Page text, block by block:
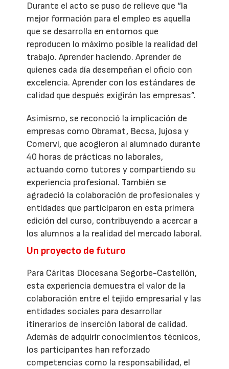
Durante el acto se puso de relieve que “la
mejor formación para el empleo es aquella
que se desarrolla en entornos que
reproducen lo máximo posible la realidad del
trabajo. Aprender haciendo. Aprender de
quienes cada día desempeñan el oficio con
excelencia. Aprender con los estándares de
calidad que después exigirán las empresas”.
Asimismo, se reconoció la implicación de
empresas como Obramat, Becsa, Jujosa y
Comervi, que acogieron al alumnado durante
40 horas de prácticas no laborales,
actuando como tutores y compartiendo su
experiencia profesional. También se
agradeció la colaboración de profesionales y
entidades que participaron en esta primera
edición del curso, contribuyendo a acercar a
los alumnos a la realidad del mercado laboral.
Un proyecto de futuro
Para Cáritas Diocesana Segorbe-Castellón,
esta experiencia demuestra el valor de la
colaboración entre el tejido empresarial y las
entidades sociales para desarrollar
itinerarios de inserción laboral de calidad.
Además de adquirir conocimientos técnicos,
los participantes han reforzado
competencias como la responsabilidad, el